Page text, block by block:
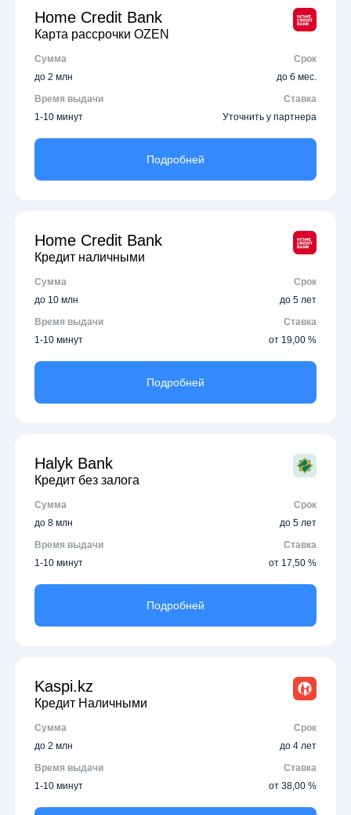
Home Credit Bank
Карта рассрочки OZEN
Сумма
Срок
до 2 млн
до 6 мес.
Время выдачи
Ставка
1-10 минут
Уточнить у партнера
Подробней
Home Credit Bank
Кредит наличными
Сумма
Срок
до 10 млн
до 5 лет
Время выдачи
Ставка
1-10 минут
от 19,00 %
Подробней
Halyk Bank
Кредит без залога
Сумма
Срок
до 8 млн
до 5 лет
Время выдачи
Ставка
1-10 минут
от 17,50 %
Подробней
Kaspi.kz
Кредит Наличными
Сумма
Срок
до 2 млн
до 4 лет
Время выдачи
Ставка
1-10 минут
от 38,00 %